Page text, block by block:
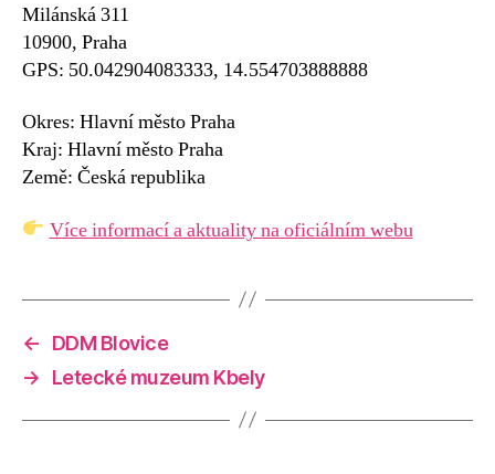
Milánská 311
10900, Praha
GPS: 50.042904083333, 14.554703888888
Okres: Hlavní město Praha
Kraj: Hlavní město Praha
Země: Česká republika
Více informací a aktuality na oficiálním webu
←
DDM Blovice
→
Letecké muzeum Kbely